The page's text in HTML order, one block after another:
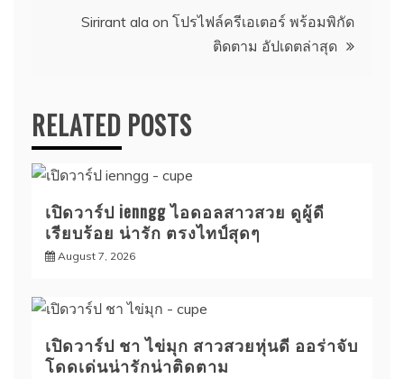
Sirirant ala on โปรไฟล์ครีเอเตอร์ พร้อมพิกัด
ติดตาม อัปเดตล่าสุด
RELATED POSTS
เปิดวาร์ป ienngg ไอดอลสาวสวย ดูผู้ดี
เรียบร้อย น่ารัก ตรงไทป์สุดๆ
August 7, 2026
เปิดวาร์ป ชา ไข่มุก สาวสวยหุ่นดี ออร่าจับ
โดดเด่นน่ารักน่าติดตาม